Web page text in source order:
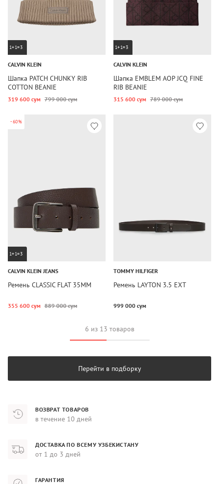
1+1=3
CALVIN KLEIN
Шапка PATCH CHUNKY RIB
COTTON BEANIE
319 600 сум 799 000 сум
1+1=3
CALVIN KLEIN
Шапка EMBLEM AOP JCQ FINE
RIB BEANIE
315 600 сум 789 000 сум
-60%
1+1=3
CALVIN KLEIN JEANS
Ремень CLASSIC FLAT 35MM
355 600 сум 889 000 сум
TOMMY HILFIGER
Ремень LAYTON 3.5 EXT
999 000 сум
6 из 13 товаров
Перейти в подборку
ВОЗВРАТ ТОВАРОВ
в течение 10 дней
ДОСТАВКА ПО ВСЕМУ УЗБЕКИСТАНУ
от 1 до 3 дней
ГАРАНТИЯ